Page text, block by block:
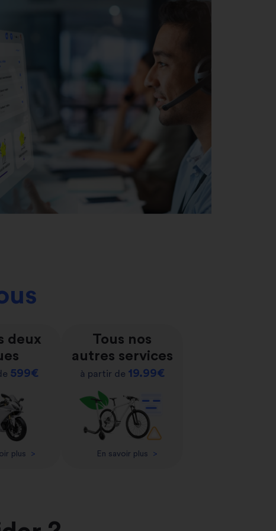
deux
599€
plus >
Tous nos
autres services
à partir de 19.99€
En savoir plus >